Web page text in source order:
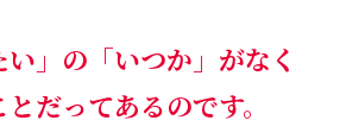
い」の「いつか」 がなく
だってあるのです。